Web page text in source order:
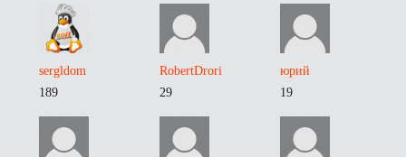
sergldom
189
RobertDrori
29
юрий
19